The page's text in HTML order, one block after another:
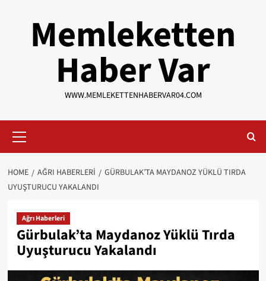
Memleketten
Haber Var
WWW.MEMLEKETTENHABERVAR04.COM
Menu
HOME AĞRI HABERLERI
GÜRBULAK’TA MAYDANOZ YÜKLÜ TIRDA
UYUŞTURUCU YAKALANDI
Ağrı Haberleri
Gürbulak’ta Maydanoz Yüklü Tırda
Uyuşturucu Yakalandı